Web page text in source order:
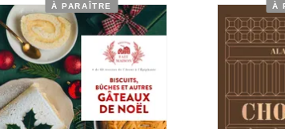
À PARAÎTRE À